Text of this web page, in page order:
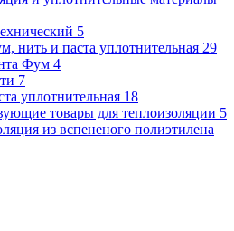
5
нить и паста уплотнительная 29
Фум 4
7
уплотнительная 18
товары для теплоизоляции 5
из вспененого полиэтилена